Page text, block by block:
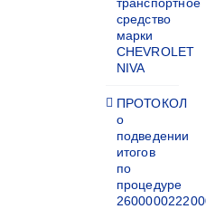
средство
марки
CHEVROLET
NIVA
ПРОТОКОЛ
о
подведении
итогов
по
процедуре